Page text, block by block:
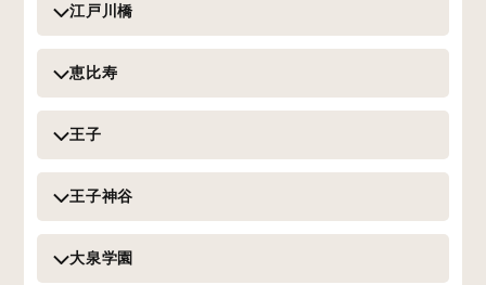
江戸川橋
恵比寿
王子
王子神谷
大泉学園